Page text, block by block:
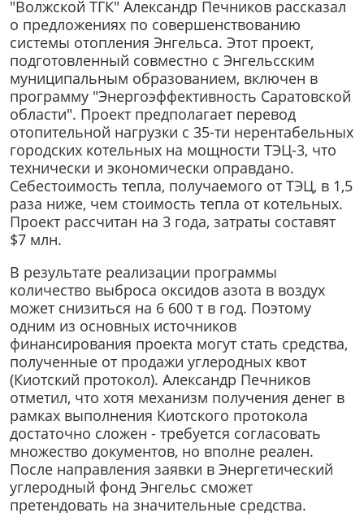
"Волжской ТГК" Александр Печников рассказал
о предложениях по совершенствованию
системы отопления Энгельса. Этот проект,
подготовленный совместно с Энгельсским
муниципальным образованием, включен в
программу "Энергоэффективность Саратовской
области". Проект предполагает перевод
отопительной нагрузки с 35-ти нерентабельных
городских котельных на мощности ТЭЦ-3, что
технически и экономически оправдано.
Себестоимость тепла, получаемого от ТЭЦ, в 1,5
раза ниже, чем стоимость тепла от котельных.
Проект рассчитан на 3 года, затраты составят
$7 млн.
В результате реализации программы
количество выброса оксидов азота в воздух
может снизиться на 6 600 т в год. Поэтому
одним из основных источников
финансирования проекта могут стать средства,
полученные от продажи углеродных квот
(Киотский протокол). Александр Печников
отметил, что хотя механизм получения денег в
рамках выполнения Киотского протокола
достаточно сложен - требуется согласовать
множество документов, но вполне реален.
После направления заявки в Энергетический
углеродный фонд Энгельс сможет
претендовать на значительные средства.